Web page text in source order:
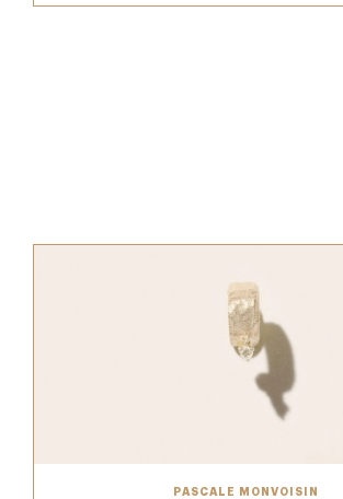
PASCALE MONVOISIN